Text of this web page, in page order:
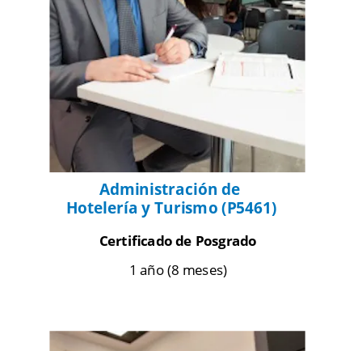
Administración de
Hotelería y Turismo (P5461)
Certificado de Posgrado
1 año (8 meses)